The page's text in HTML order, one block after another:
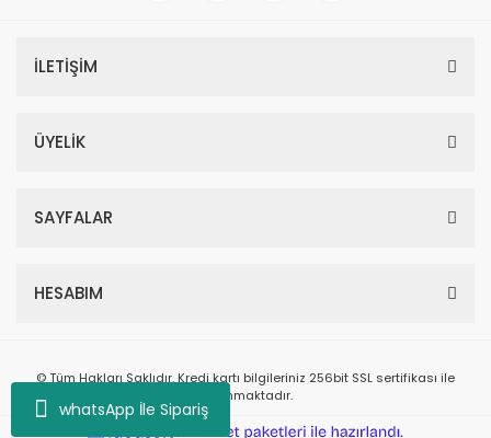
whatsApp İle Sipariş
İLETİŞİM
ÜYELİK
SAYFALAR
HESABIM
© Tüm Hakları Saklıdır. Kredi kartı bilgileriniz 256bit SSL sertifikası ile
korunmaktadır.
e-